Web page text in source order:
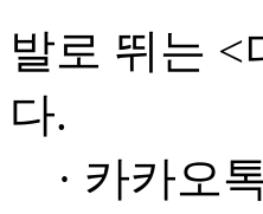
발로 뛰는
다.
· 카카오